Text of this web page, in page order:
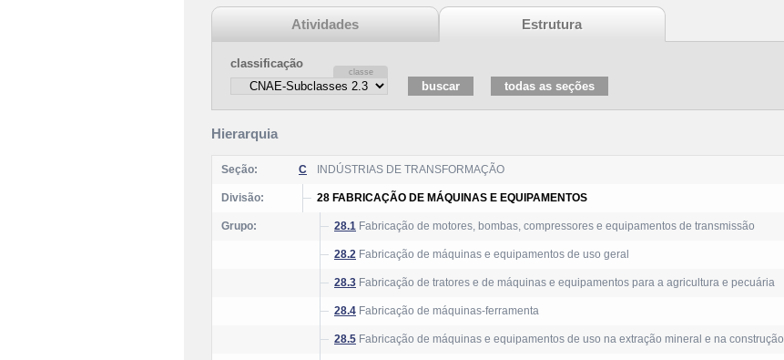
Atividades Estrutura
classificação
Hierarquia
Seção: C INDÚSTRIAS DE TRANSFORMAÇÃO
Divisão: 28 FABRICAÇÃO DE MÁQUINAS E EQUIPAMENTOS
Grupo: 28.1 Fabricação de motores, bombas, compressores e equipamentos de transmissão
28.2 Fabricação de máquinas e equipamentos de uso geral
28.3 Fabricação de tratores e de máquinas e equipamentos para a agricultura e pecuária
28.4 Fabricação de máquinas-ferramenta
28.5 Fabricação de máquinas e equipamentos de uso na extração mineral e na construção